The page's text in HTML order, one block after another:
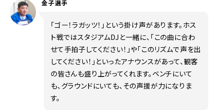
「ゴー！ラガッツ！」という掛け声があります。ホス
ト戦ではスタジアムDJと一緒に、「この曲に合わ
せて手拍子してください！」や「このリズムで声を出
してください！」といったアナウンスがあって、観客
の皆さんも盛り上がってくれます。ベンチにいて
も、グラウンドにいても、その声援が力になりま
す。
金子選手